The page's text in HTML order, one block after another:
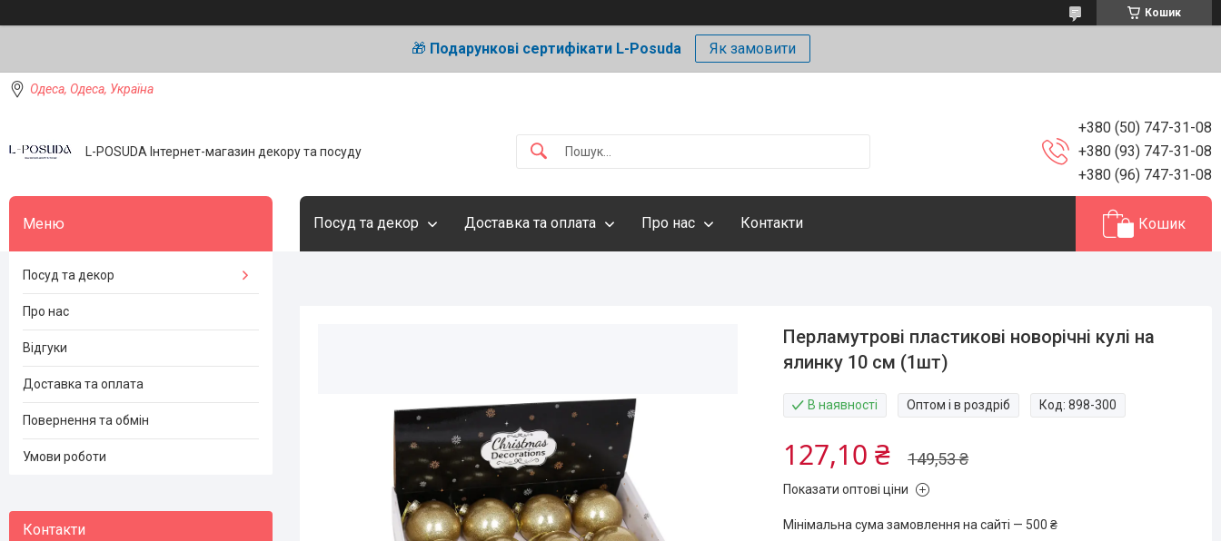
Кошик
🎁 Подарункові сертифікати L-Posuda Як замовити
Одеса, Одеса, Україна
L-POSUDA Інтернет-магазин декору та посуду
+380 (50) 747-31-08
+380 (93) 747-31-08
+380 (96) 747-31-08
Посуд та декор Доставка та оплата Про нас Контакти Кошик
Перламутрові пластикові новорічні кулі на
ялинку 10 см (1шт)
В наявності Оптом і в роздріб Код:898-300
149,53 ₴
127,10 ₴
Показати оптові ціни
Мінімальна сума замовлення на сайті — 500 ₴
Посуд та декор
Про нас
Відгуки
Доставка та оплата
Повернення та обмін
Умови роботи